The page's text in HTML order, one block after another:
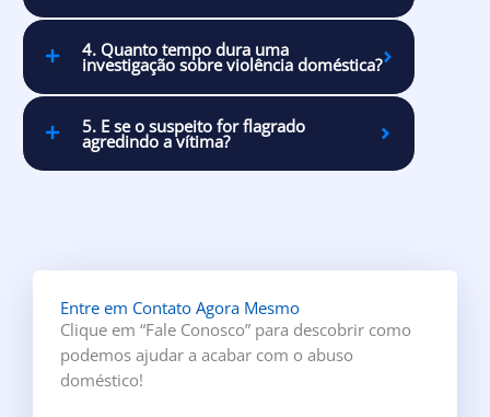
4. Quanto tempo dura uma
investigação sobre violência doméstica?
5. E se o suspeito for flagrado
agredindo a vítima?
Entre em Contato Agora Mesmo
Clique em “Fale Conosco” para descobrir como
podemos ajudar a acabar com o abuso
doméstico!